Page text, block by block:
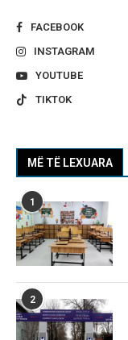
FACEBOOK
INSTAGRAM
YOUTUBE
TIKTOK
MË TË LEXUARA
1
2